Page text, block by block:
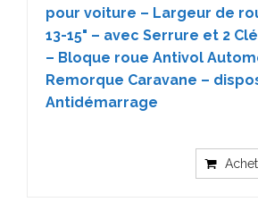
pour voiture – Largeur de
13-15" – avec Serrure et 2
– Bloque roue Antivol
Remorque Caravane –
Antidémarrage